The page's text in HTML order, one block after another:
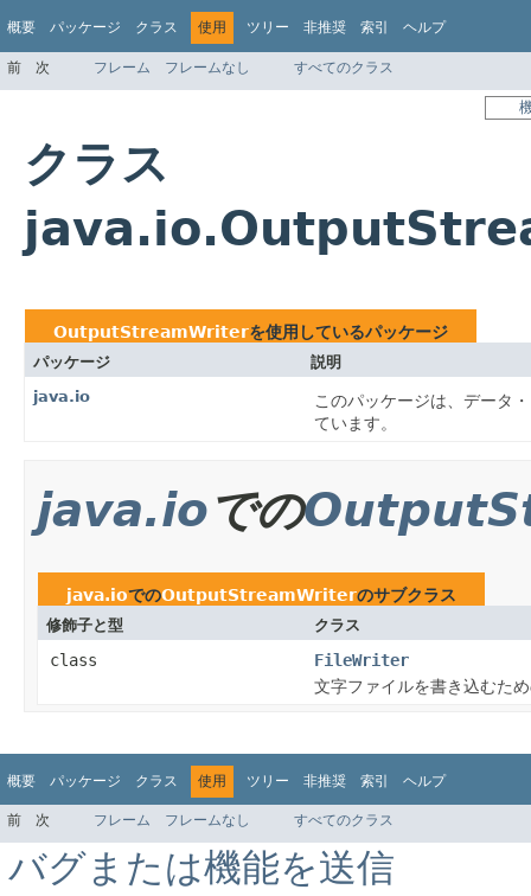
概要 パッケージ クラス 使用 ツリー 非推奨 索引 ヘルプ
前 次 フレーム フレームなし すべてのクラス
クラス
OutputStreamWriterを使用しているパッケージ
パッケージ
説明
java.io
このパッケージは、データ
ています。
java.ioでの
java.ioでのOutputStreamWriterのサブクラス
修飾子と型 クラス
class
FileWriter
文字ファイルを書き込むた
概要 パッケージ クラス 使用 ツリー 非推奨 索引 ヘルプ
前 次 フレーム フレームなし すべてのクラス
バグまたは機能を送信